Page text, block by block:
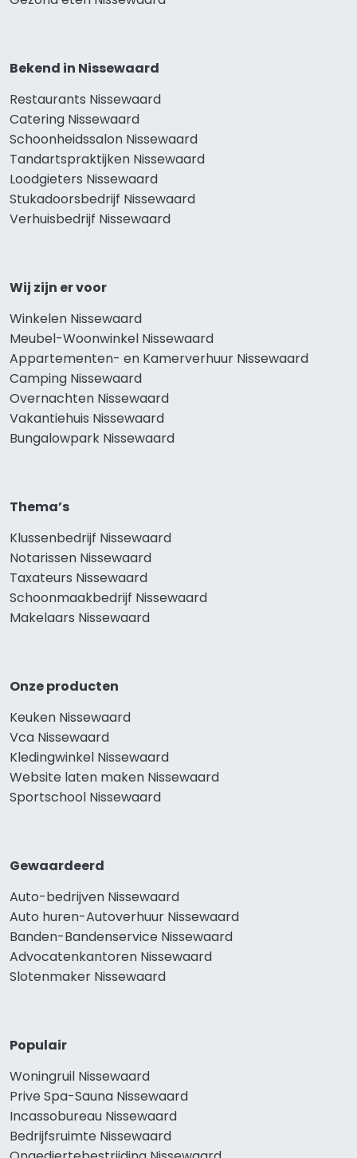
Bekend in Nissewaard
Restaurants Nissewaard
Catering Nissewaard
Schoonheidssalon Nissewaard
Tandartspraktijken Nissewaard
Loodgieters Nissewaard
Stukadoorsbedrijf Nissewaard
Verhuisbedrijf Nissewaard
Wij zijn er voor
Winkelen Nissewaard
Meubel-Woonwinkel Nissewaard
Appartementen- en Kamerverhuur Nissewaard
Camping Nissewaard
Overnachten Nissewaard
Vakantiehuis Nissewaard
Bungalowpark Nissewaard
Thema’s
Klussenbedrijf Nissewaard
Notarissen Nissewaard
Taxateurs Nissewaard
Schoonmaakbedrijf Nissewaard
Makelaars Nissewaard
Onze producten
Keuken Nissewaard
Vca Nissewaard
Kledingwinkel Nissewaard
Website laten maken Nissewaard
Sportschool Nissewaard
Gewaardeerd
Auto-bedrijven Nissewaard
Auto huren-Autoverhuur Nissewaard
Banden-Bandenservice Nissewaard
Advocatenkantoren Nissewaard
Slotenmaker Nissewaard
Populair
Woningruil Nissewaard
Prive Spa-Sauna Nissewaard
Incassobureau Nissewaard
Bedrijfsruimte Nissewaard